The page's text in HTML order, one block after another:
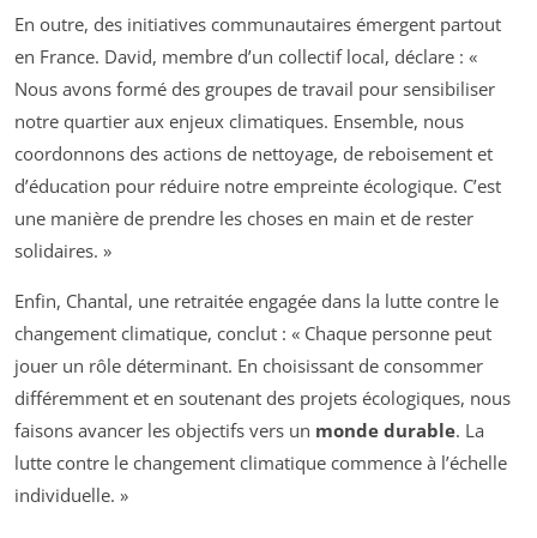
En outre, des initiatives communautaires émergent partout
en France. David, membre d’un collectif local, déclare : «
Nous avons formé des groupes de travail pour sensibiliser
notre quartier aux enjeux climatiques. Ensemble, nous
coordonnons des actions de nettoyage, de reboisement et
d’éducation pour réduire notre empreinte écologique. C’est
une manière de prendre les choses en main et de rester
solidaires. »
Enfin, Chantal, une retraitée engagée dans la lutte contre le
changement climatique, conclut : « Chaque personne peut
jouer un rôle déterminant. En choisissant de consommer
différemment et en soutenant des projets écologiques, nous
faisons avancer les objectifs vers un monde durable. La
lutte contre le changement climatique commence à l’échelle
individuelle. »